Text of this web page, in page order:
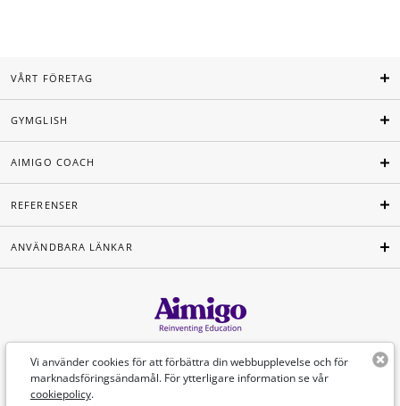
Vi använder cookies för att förbättra din webbupplevelse och för
marknadsföringsändamål. För ytterligare information se vår
cookiepolicy.
VÅRT FÖRETAG
GYMGLISH
AIMIGO COACH
REFERENSER
ANVÄNDBARA LÄNKAR
Svenska